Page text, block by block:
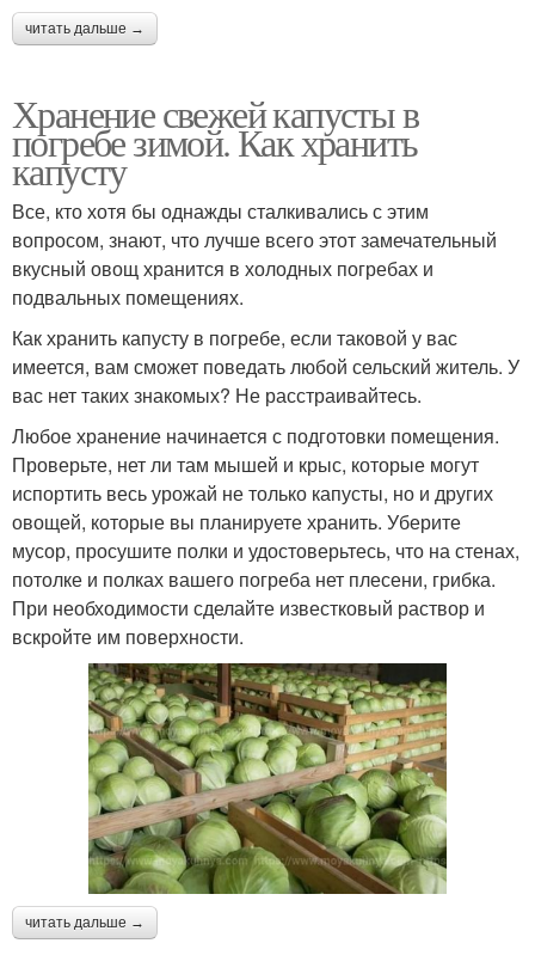
читать дальше →
Хранение свежей капусты в
погребе зимой. Как хранить
капусту
Все, кто хотя бы однажды сталкивались с этим
вопросом, знают, что лучше всего этот замечательный
вкусный овощ хранится в холодных погребах и
подвальных помещениях.
Как хранить капусту в погребе, если таковой у вас
имеется, вам сможет поведать любой сельский житель. У
вас нет таких знакомых? Не расстраивайтесь.
Любое хранение начинается с подготовки помещения.
Проверьте, нет ли там мышей и крыс, которые могут
испортить весь урожай не только капусты, но и других
овощей, которые вы планируете хранить. Уберите
мусор, просушите полки и удостоверьтесь, что на стенах,
потолке и полках вашего погреба нет плесени, грибка.
При необходимости сделайте известковый раствор и
вскройте им поверхности.
читать дальше →